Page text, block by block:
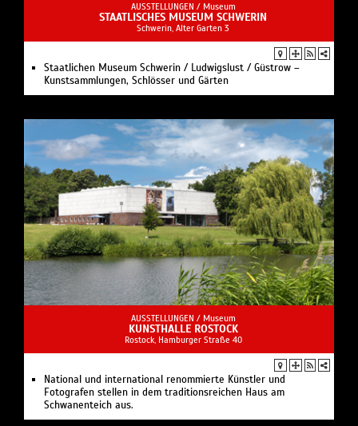
AUSSTELLUNGEN / Museum
STAATLISCHES MUSEUM SCHWERIN
Schwerin, Alter Garten 3
Staatlichen Museum Schwerin / Ludwigslust / Güstrow –
Kunstsammlungen, Schlösser und Gärten
AUSSTELLUNGEN / Museum
KUNSTHALLE ROSTOCK
Rostock, Hamburger Straße 40
National und international renommierte Künstler und
Fotografen stellen in dem traditionsreichen Haus am
Schwanenteich aus.